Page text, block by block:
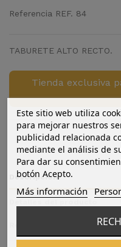
Referencia REF. 84
TABURETE ALTO RECTO.
Tienda exclusiva
Descripción
Este sitio web utiliza
para mejorar nuestros
publicidad relacionada
mediante el análisis de
Para dar su
botón Acepto.
Más información